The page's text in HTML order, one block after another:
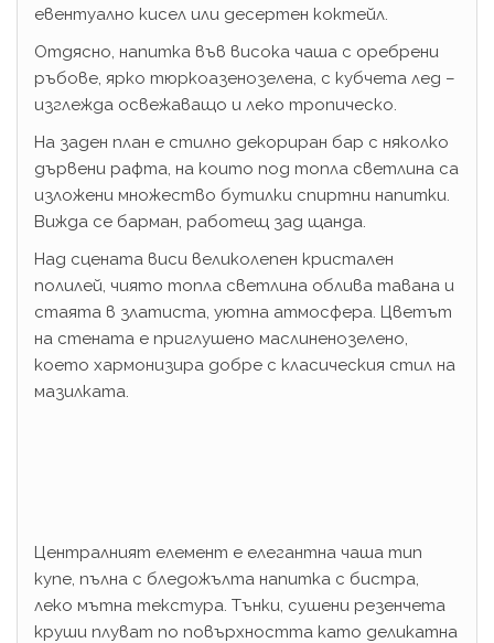
евентуално кисел или десертен коктейл.
Отдясно, напитка във висока чаша с оребрени
ръбове, ярко тюркоазенозелена, с кубчета лед –
изглежда освежаващо и леко тропическо.
На заден план е стилно декориран бар с няколко
дървени рафта, на които под топла светлина са
изложени множество бутилки спиртни напитки.
Вижда се барман, работещ зад щанда.
Над сцената виси великолепен кристален
полилей, чиято топла светлина облива тавана и
стаята в златиста, уютна атмосфера. Цветът
на стената е приглушено маслиненозелено,
което хармонизира добре с класическия стил на
мазилката.
Централният елемент е елегантна чаша тип
купе, пълна с бледожълта напитка с бистра,
леко мътна текстура. Тънки, сушени резенчета
круши плуват по повърхността като деликатна